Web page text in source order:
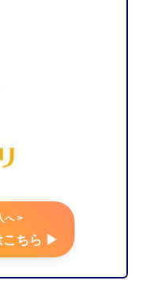
へ >
こちら ▶︎